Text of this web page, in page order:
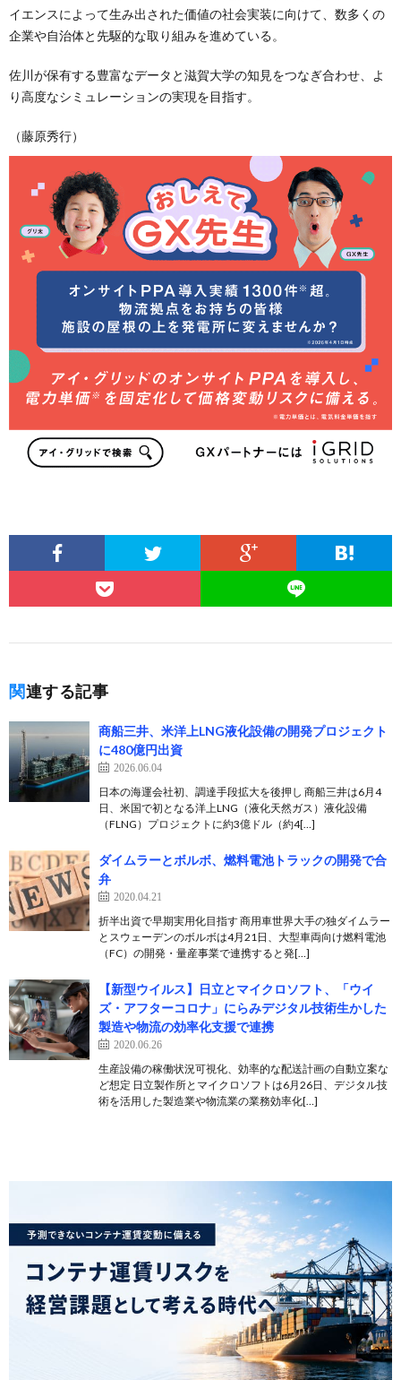
イエンスによって生み出された価値の社会実装に向けて、数多くの
企業や自治体と先駆的な取り組みを進めている。
佐川が保有する豊富なデータと滋賀大学の知見をつなぎ合わせ、よ
り高度なシミュレーションの実現を目指す。
（藤原秀行）
関連する記事
商船三井、米洋上LNG液化設備の開発プロジェクト
に480億円出資
2026.06.04
日本の海運会社初、調達手段拡大を後押し 商船三井は6月4
日、米国で初となる洋上LNG（液化天然ガス）液化設備
（FLNG）プロジェクトに約3億ドル（約4[…]
ダイムラーとボルボ、燃料電池トラックの開発で合
弁
2020.04.21
折半出資で早期実用化目指す 商用車世界大手の独ダイムラー
とスウェーデンのボルボは4月21日、大型車両向け燃料電池
（FC）の開発・量産事業で連携すると発[…]
【新型ウイルス】日立とマイクロソフト、「ウイ
ズ・アフターコロナ」にらみデジタル技術生かした
製造や物流の効率化支援で連携
2020.06.26
生産設備の稼働状況可視化、効率的な配送計画の自動立案な
ど想定 日立製作所とマイクロソフトは6月26日、デジタル技
術を活用した製造業や物流業の業務効率化[…]